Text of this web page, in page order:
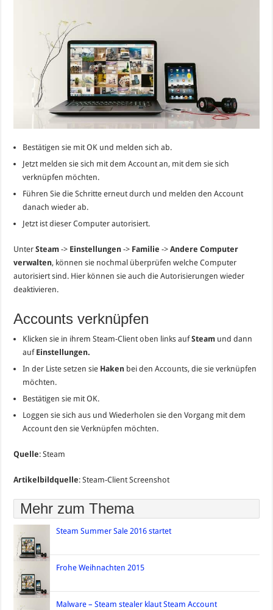
Bestätigen sie mit OK und melden sich ab.
Jetzt melden sie sich mit dem Account an, mit dem sie sich
verknüpfen möchten.
Führen Sie die Schritte erneut durch und melden den Account
danach wieder ab.
Jetzt ist dieser Computer autorisiert.
UnterSteam -> Einstellungen -> Familie ->Andere Computer
verwalten, können sie nochmal überprüfen welche Computer
autorisiert sind. Hier können sie auch die Autorisierungen wieder
deaktivieren.
Accounts verknüpfen
Klicken sie in ihrem Steam-Client oben links aufSteam und dann
auf Einstellungen.
In der Liste setzen sie Haken bei den Accounts, die sie verknüpfen
möchten.
Bestätigen sie mit OK.
Loggen sie sich aus und Wiederholen sie den Vorgang mit dem
Account den sie Verknüpfen möchten.
Quelle: Steam
Artikelbildquelle: Steam-Client Screenshot
Mehr zum Thema
Steam Summer Sale 2016 startet
Frohe Weihnachten 2015
Malware – Steam stealer klaut Steam Account